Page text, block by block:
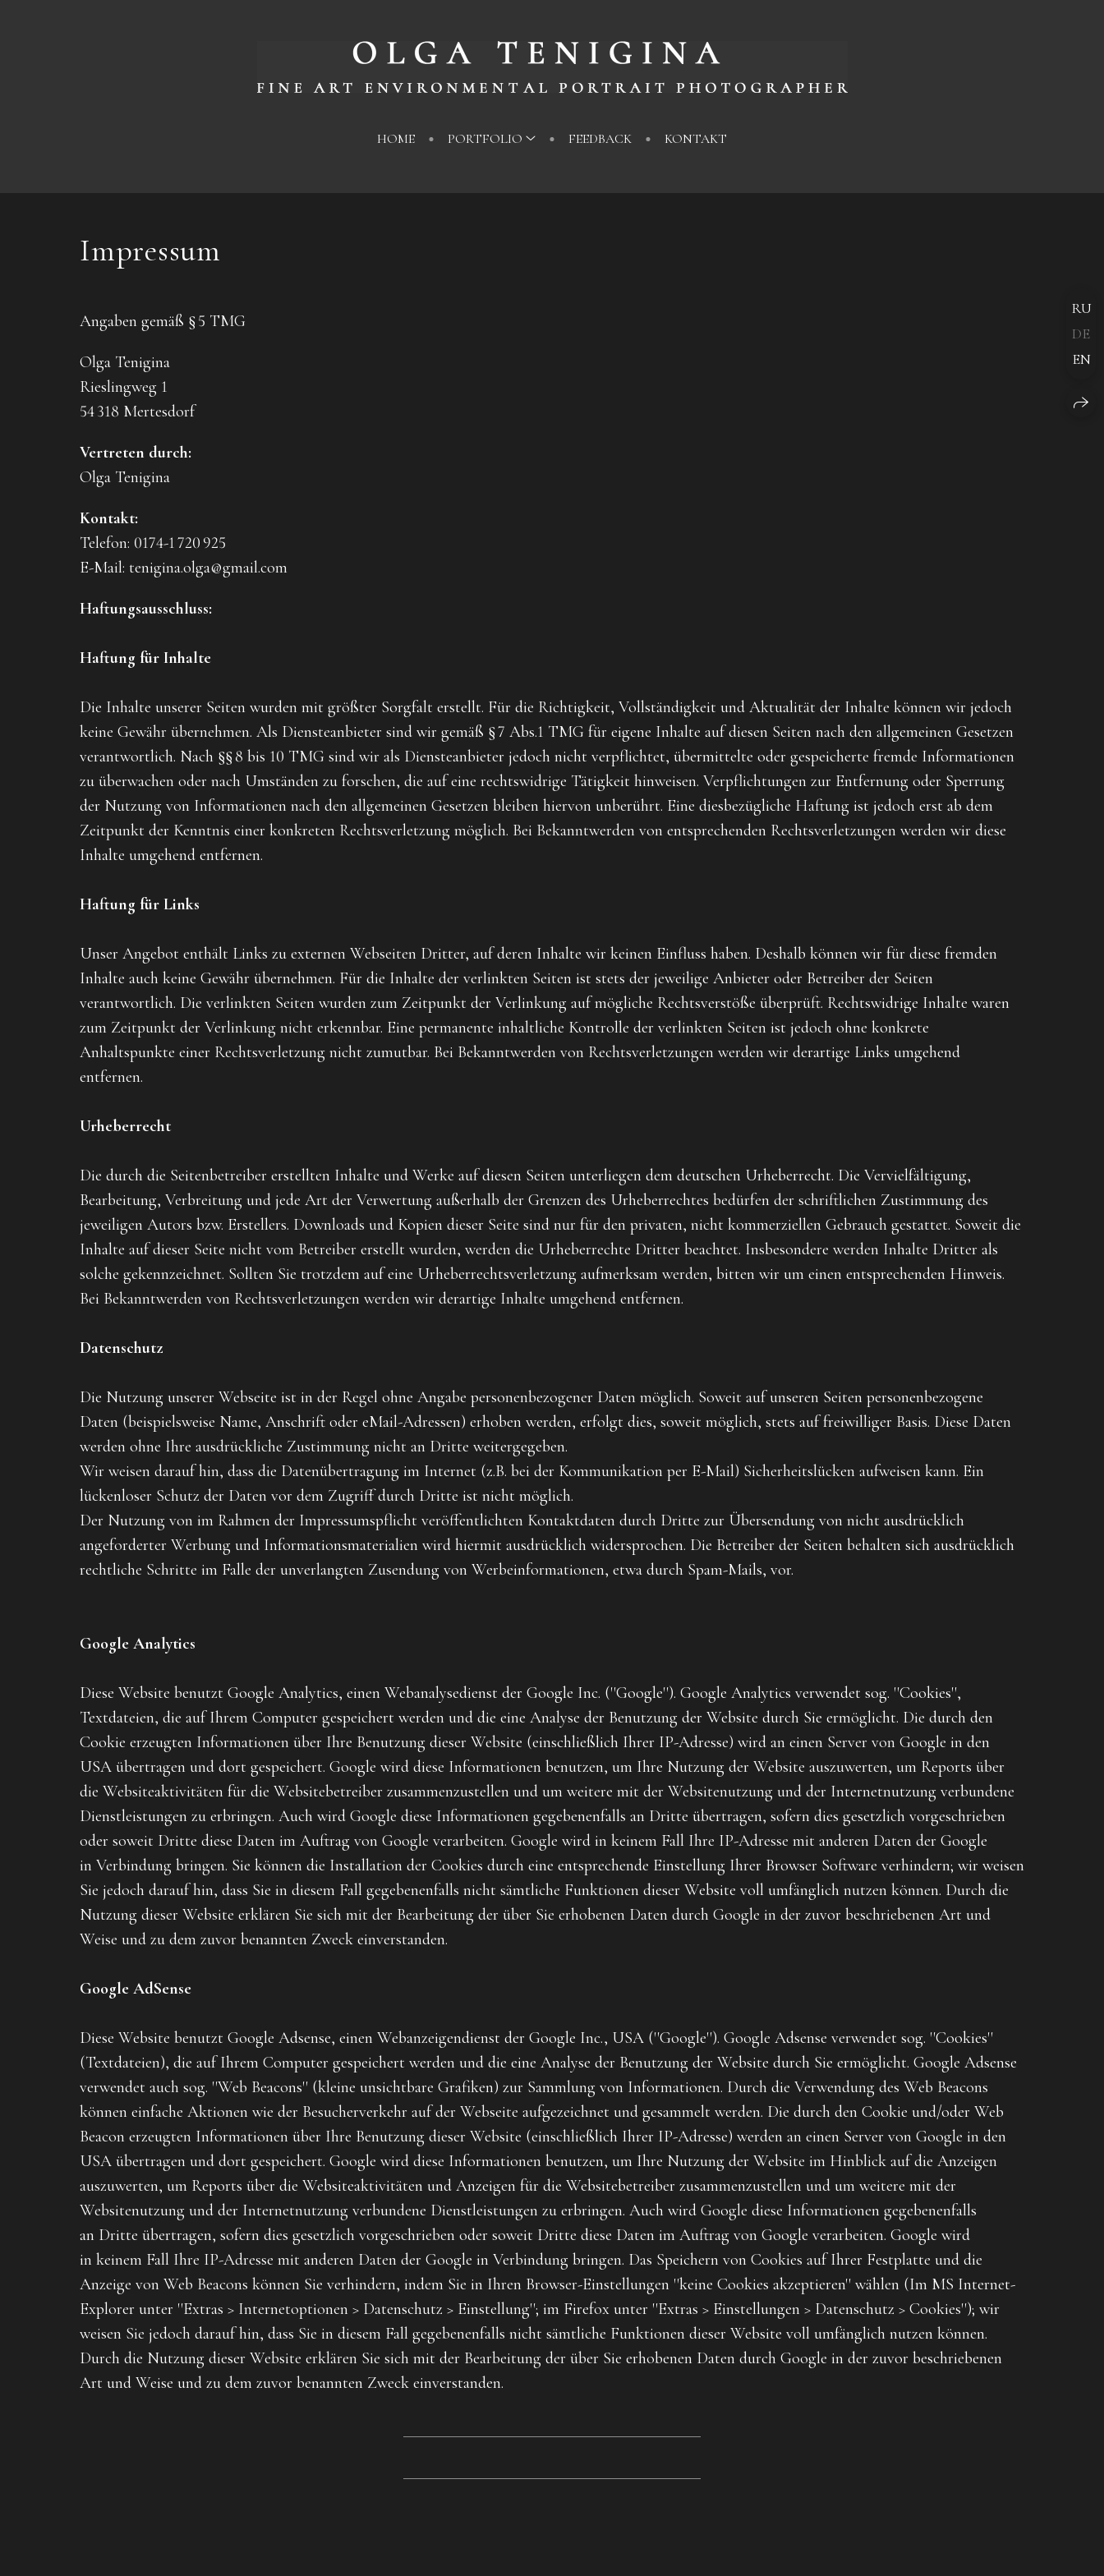
HOME PORTFOLIO FEEDBACK KONTAKT
Impressum
Angaben gemäß § 5 TMG
Olga Tenigina
Rieslingweg 1
54 318 Mertesdorf
Vertreten durch:
Olga Tenigina
Kontakt:
Telefon: 0174-1 720 925
E-Mail: tenigina.olga@gmail.com
Haftungsausschluss:
Haftung für Inhalte
Die Inhalte unserer Seiten wurden mit größter Sorgfalt erstellt. Für die Richtigkeit, Vollständigkeit und Aktualität der Inhalte können wir jedoch
keine Gewähr übernehmen. Als Diensteanbieter sind wir gemäß § 7 Abs.1 TMG für eigene Inhalte auf diesen Seiten nach den allgemeinen Gesetzen
verantwortlich. Nach §§ 8 bis 10 TMG sind wir als Diensteanbieter jedoch nicht verpflichtet, übermittelte oder gespeicherte fremde Informationen
zu überwachen oder nach Umständen zu forschen, die auf eine rechtswidrige Tätigkeit hinweisen. Verpflichtungen zur Entfernung oder Sperrung
der Nutzung von Informationen nach den allgemeinen Gesetzen bleiben hiervon unberührt. Eine diesbezügliche Haftung ist jedoch erst ab dem
Zeitpunkt der Kenntnis einer konkreten Rechtsverletzung möglich. Bei Bekanntwerden von entsprechenden Rechtsverletzungen werden wir diese
Inhalte umgehend entfernen.
Haftung für Links
Unser Angebot enthält Links zu externen Webseiten Dritter, auf deren Inhalte wir keinen Einfluss haben. Deshalb können wir für diese fremden
Inhalte auch keine Gewähr übernehmen. Für die Inhalte der verlinkten Seiten ist stets der jeweilige Anbieter oder Betreiber der Seiten
verantwortlich. Die verlinkten Seiten wurden zum Zeitpunkt der Verlinkung auf mögliche Rechtsverstöße überprüft. Rechtswidrige Inhalte waren
zum Zeitpunkt der Verlinkung nicht erkennbar. Eine permanente inhaltliche Kontrolle der verlinkten Seiten ist jedoch ohne konkrete
Anhaltspunkte einer Rechtsverletzung nicht zumutbar. Bei Bekanntwerden von Rechtsverletzungen werden wir derartige Links umgehend
entfernen.
Urheberrecht
Die durch die Seitenbetreiber erstellten Inhalte und Werke auf diesen Seiten unterliegen dem deutschen Urheberrecht. Die Vervielfältigung,
Bearbeitung, Verbreitung und jede Art der Verwertung außerhalb der Grenzen des Urheberrechtes bedürfen der schriftlichen Zustimmung des
jeweiligen Autors bzw. Erstellers. Downloads und Kopien dieser Seite sind nur für den privaten, nicht kommerziellen Gebrauch gestattet. Soweit die
Inhalte auf dieser Seite nicht vom Betreiber erstellt wurden, werden die Urheberrechte Dritter beachtet. Insbesondere werden Inhalte Dritter als
solche gekennzeichnet. Sollten Sie trotzdem auf eine Urheberrechtsverletzung aufmerksam werden, bitten wir um einen entsprechenden Hinweis.
Bei Bekanntwerden von Rechtsverletzungen werden wir derartige Inhalte umgehend entfernen.
Datenschutz
Die Nutzung unserer Webseite ist in der Regel ohne Angabe personenbezogener Daten möglich. Soweit auf unseren Seiten personenbezogene
Daten (beispielsweise Name, Anschrift oder eMail-Adressen) erhoben werden, erfolgt dies, soweit möglich, stets auf freiwilliger Basis. Diese Daten
werden ohne Ihre ausdrückliche Zustimmung nicht an Dritte weitergegeben.
Wir weisen darauf hin, dass die Datenübertragung im Internet (z.B. bei der Kommunikation per E-Mail) Sicherheitslücken aufweisen kann. Ein
lückenloser Schutz der Daten vor dem Zugriff durch Dritte ist nicht möglich.
Der Nutzung von im Rahmen der Impressumspflicht veröffentlichten Kontaktdaten durch Dritte zur Übersendung von nicht ausdrücklich
angeforderter Werbung und Informationsmaterialien wird hiermit ausdrücklich widersprochen. Die Betreiber der Seiten behalten sich ausdrücklich
rechtliche Schritte im Falle der unverlangten Zusendung von Werbeinformationen, etwa durch Spam-Mails, vor.
Google Analytics
Diese Website benutzt Google Analytics, einen Webanalysedienst der Google Inc. (''Google''). Google Analytics verwendet sog. ''Cookies'',
Textdateien, die auf Ihrem Computer gespeichert werden und die eine Analyse der Benutzung der Website durch Sie ermöglicht. Die durch den
Cookie erzeugten Informationen über Ihre Benutzung dieser Website (einschließlich Ihrer IP-Adresse) wird an einen Server von Google in den
USA übertragen und dort gespeichert. Google wird diese Informationen benutzen, um Ihre Nutzung der Website auszuwerten, um Reports über
die Websiteaktivitäten für die Websitebetreiber zusammenzustellen und um weitere mit der Websitenutzung und der Internetnutzung verbundene
Dienstleistungen zu erbringen. Auch wird Google diese Informationen gegebenenfalls an Dritte übertragen, sofern dies gesetzlich vorgeschrieben
oder soweit Dritte diese Daten im Auftrag von Google verarbeiten. Google wird in keinem Fall Ihre IP-Adresse mit anderen Daten der Google
in Verbindung bringen. Sie können die Installation der Cookies durch eine entsprechende Einstellung Ihrer Browser Software verhindern; wir weisen
Sie jedoch darauf hin, dass Sie in diesem Fall gegebenenfalls nicht sämtliche Funktionen dieser Website voll umfänglich nutzen können. Durch die
Nutzung dieser Website erklären Sie sich mit der Bearbeitung der über Sie erhobenen Daten durch Google in der zuvor beschriebenen Art und
Weise und zu dem zuvor benannten Zweck einverstanden.
Google AdSense
Diese Website benutzt Google Adsense, einen Webanzeigendienst der Google Inc., USA (''Google''). Google Adsense verwendet sog. ''Cookies''
(Textdateien), die auf Ihrem Computer gespeichert werden und die eine Analyse der Benutzung der Website durch Sie ermöglicht. Google Adsense
verwendet auch sog. ''Web Beacons'' (kleine unsichtbare Grafiken) zur Sammlung von Informationen. Durch die Verwendung des Web Beacons
können einfache Aktionen wie der Besucherverkehr auf der Webseite aufgezeichnet und gesammelt werden. Die durch den Cookie und/oder Web
Beacon erzeugten Informationen über Ihre Benutzung dieser Website (einschließlich Ihrer IP-Adresse) werden an einen Server von Google in den
USA übertragen und dort gespeichert. Google wird diese Informationen benutzen, um Ihre Nutzung der Website im Hinblick auf die Anzeigen
auszuwerten, um Reports über die Websiteaktivitäten und Anzeigen für die Websitebetreiber zusammenzustellen und um weitere mit der
Websitenutzung und der Internetnutzung verbundene Dienstleistungen zu erbringen. Auch wird Google diese Informationen gegebenenfalls
an Dritte übertragen, sofern dies gesetzlich vorgeschrieben oder soweit Dritte diese Daten im Auftrag von Google verarbeiten. Google wird
in keinem Fall Ihre IP-Adresse mit anderen Daten der Google in Verbindung bringen. Das Speichern von Cookies auf Ihrer Festplatte und die
Anzeige von Web Beacons können Sie verhindern, indem Sie in Ihren Browser-Einstellungen ''keine Cookies akzeptieren'' wählen (Im MS Internet-
Explorer unter ''Extras > Internetoptionen > Datenschutz > Einstellung''; im Firefox unter ''Extras > Einstellungen > Datenschutz > Cookies''); wir
weisen Sie jedoch darauf hin, dass Sie in diesem Fall gegebenenfalls nicht sämtliche Funktionen dieser Website voll umfänglich nutzen können.
Durch die Nutzung dieser Website erklären Sie sich mit der Bearbeitung der über Sie erhobenen Daten durch Google in der zuvor beschriebenen
Art und Weise und zu dem zuvor benannten Zweck einverstanden.
RU
DE
EN